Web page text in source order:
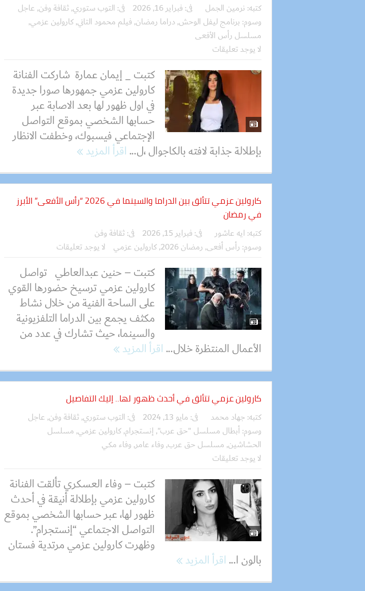
كتبه: نرمين الجمل فى: فبراير 16, 2026 فى: التوب ستوري,ثقافة وفن, عاجل
وسوم: برنامج ليفل الوحش,دراما رمضان, فيلم محمود التاني,كارولين عزمي,
مسلسل رأس الأفعى
لا يوجد تعليقات
كتبت _ إيمان عمارة شاركت الفنانة
كارولين عزمي جمهورها صورا جديدة
في اول ظهور لها بعد الاصابة عبر
حسابها الشخصي بموقع التواصل
الإجتماعي فيسبوك، وخطفت الانظار
بإطلالة جذابة لافته بالكاجوال ،ل...اقرأ المزيد
كارولين عزمي تتألق بين الدراما والسينما في 2026 “رأس الأفعى” الأبرز
في رمضان
كتبه: ايه عاشور فى: فبراير 15, 2026 فى:ثقافة وفن
وسوم: رأس أفعى, رمضان 2026 ,كارولين عزمي لا يوجد تعليقات
كتبت – حنين عبدالعاطي تواصل
كارولين عزمي ترسيخ حضورها القوي
على الساحة الفنية من خلال نشاط
مكثف يجمع بين الدراما التلفزيونية
والسينما، حيث تشارك في عدد من
الأعمال المنتظرة خلال...اقرأ المزيد
كارولين عزمي تتألق في أحدث ظهور لها.. إليك التفاصيل
كتبه: جهاد محمد فى: مايو 13, 2024 فى: التوب ستوري,ثقافة وفن, عاجل
وسوم: أبطال مسلسل "حق عرب", إنستجرام,كارولين عزمي, مسلسل
الحشاشين, مسلسل حق عرب, وفاء عامر, وفاء مكي
لا يوجد تعليقات
كتبت – وفاء العسكري تألقت الفنانة
كارولين عزمي بإطلالة أنيقة في أحدث
ظهور لها، عبر حسابها الشخصي بموقع
التواصل الاجتماعي “إنستجرام”.
وظهرت كارولين عزمي مرتدية فستان
بالون ا...اقرأ المزيد